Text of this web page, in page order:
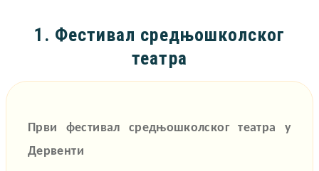
1. Фестивал средњошколског
театра
Први фестивал средњошколског театра у
Дервенти